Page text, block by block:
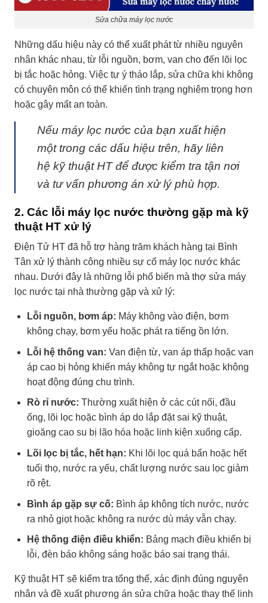
Sửa chữa máy lọc nước
Những dấu hiệu này có thể xuất phát từ nhiều nguyên
nhân khác nhau, từ lỗi nguồn, bơm, van cho đến lõi lọc
bị tắc hoặc hỏng. Việc tự ý tháo lắp, sửa chữa khi không
có chuyên môn có thể khiến tình trạng nghiêm trọng hơn
hoặc gây mất an toàn.
Nếu máy lọc nước của bạn xuất hiện
một trong các dấu hiệu trên, hãy liên
hệ kỹ thuật HT để được kiểm tra tận nơi
và tư vấn phương án xử lý phù hợp.
2. Các lỗi máy lọc nước thường gặp mà kỹ
thuật HT xử lý
Điện Tử HT đã hỗ trợ hàng trăm khách hàng tại Bình
Tân xử lý thành công nhiều sự cố máy lọc nước khác
nhau. Dưới đây là những lỗi phổ biến mà thợ sửa máy
lọc nước tại nhà thường gặp và xử lý:
Lỗi nguồn, bơm áp: Máy không vào điện, bơm
không chạy, bơm yếu hoặc phát ra tiếng ồn lớn.
Lỗi hệ thống van: Van điện từ, van áp thấp hoặc van
áp cao bị hỏng khiến máy không tự ngắt hoặc không
hoạt động đúng chu trình.
Rò rỉ nước: Thường xuất hiện ở các cút nối, đầu
ống, lõi lọc hoặc bình áp do lắp đặt sai kỹ thuật,
gioăng cao su bị lão hóa hoặc linh kiện xuống cấp.
Lõi lọc bị tắc, hết hạn: Khi lõi lọc quá bẩn hoặc hết
tuổi thọ, nước ra yếu, chất lượng nước sau lọc giảm
rõ rệt.
Bình áp gặp sự cố: Bình áp không tích nước, nước
ra nhỏ giọt hoặc không ra nước dù máy vẫn chạy.
Hệ thống điện điều khiển: Bảng mạch điều khiển bị
lỗi, đèn báo không sáng hoặc báo sai trạng thái.
Kỹ thuật HT sẽ kiểm tra tổng thể, xác định đúng nguyên
nhân và đề xuất phương án sửa chữa hoặc thay thế linh